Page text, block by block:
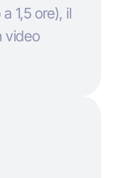
1,5 ore), il
video